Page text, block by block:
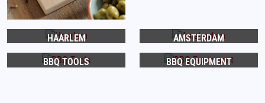
HAARLEM AMSTERDAM
BBQ TOOLS BBQ EQUIPMENT